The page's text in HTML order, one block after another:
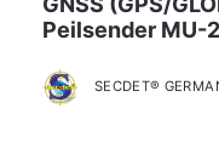
Peilsender MU-
SECDET®